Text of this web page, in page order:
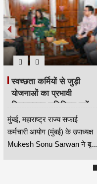
स्वच्छता कर्मियों से जुड़ी
योजनाओं का प्रभावी
क्रियान्वयन सुनिश्चित करें —
महाराष्ट्र राज्य सफाई
कर्मचारी आयोग के उपाध्यक्ष
मुकेश सोनू सरवान HKA
मुंबई, महाराष्ट्र राज्य सफाई
कर्मचारी आयोग (मुंबई) के उपाध्यक्ष
Mukesh Sonu Sarwan ने बृ...